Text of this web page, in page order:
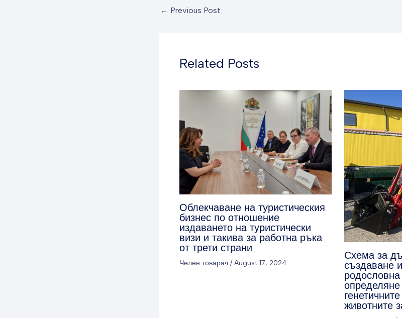
← Previous Post
Related Posts
Облекчаване на туристическия
бизнес по отношение
издаването на туристически
визи и такива за работна ръка
от трети страни
Челен товарач /August 17, 2024
Схема за
създаване
родословна
определяне
животните